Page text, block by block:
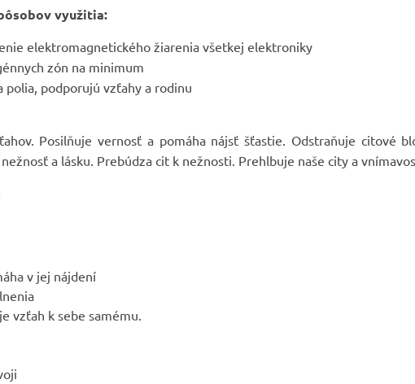
využitia:
elektromagnetického žiarenia všetkej elektroniky
zón na minimum
polia, podporujú vzťahy a rodinu
Posilňuje vernosť a pomáha nájsť šťastie. Odstraňuje citové
a lásku. Prebúdza cit k nežnosti. Prehlbuje naše city a
v jej nájdení
vzťah k sebe samému.